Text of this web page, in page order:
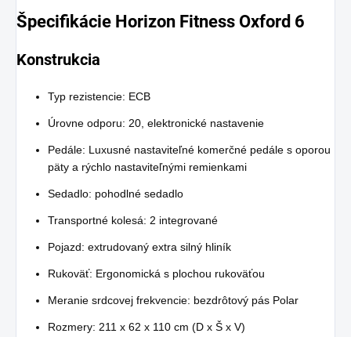
Špecifikácie Horizon Fitness Oxford 6
Konstrukcia
Typ rezistencie: ECB
Úrovne odporu: 20, elektronické nastavenie
Pedále: Luxusné nastaviteľné komerčné pedále s oporou
päty a rýchlo nastaviteľnými remienkami
Sedadlo: pohodlné sedadlo
Transportné kolesá: 2 integrované
Pojazd: extrudovaný extra silný hliník
Rukoväť: Ergonomická s plochou rukoväťou
Meranie srdcovej frekvencie: bezdrôtový pás Polar
Rozmery: 211 x 62 x 110 cm (D x Š x V)